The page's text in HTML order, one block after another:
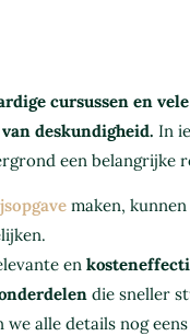
cursussen en
deskundigheid. In
een belangrijke
maken,
en
die sneller
alle details nog